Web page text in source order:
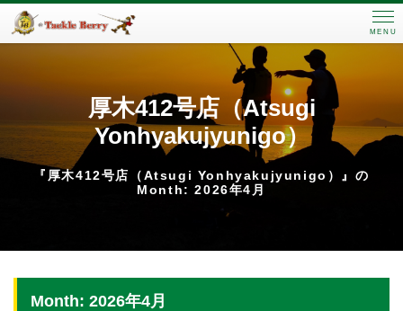
MENU
厚木412号店（Atsugi
Yonhyakujyunigo）
『厚木412号店（Atsugi Yonhyakujyunigo）』の
Month: 2026年4月
Month: 2026年4月